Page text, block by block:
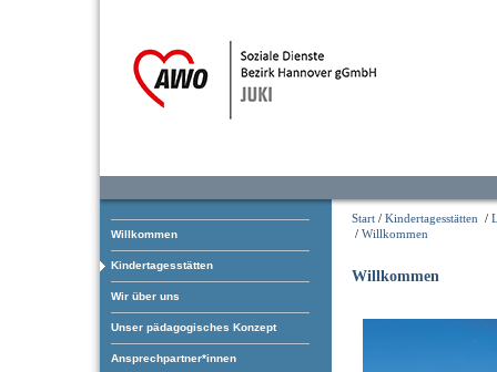
Willkommen
Kindertagesstätten
Wir über uns
Unser pädagogisches Konzept
Ansprechpartner*innen
Start / Kindertagesstätten /
/ Willkommen
Willkommen